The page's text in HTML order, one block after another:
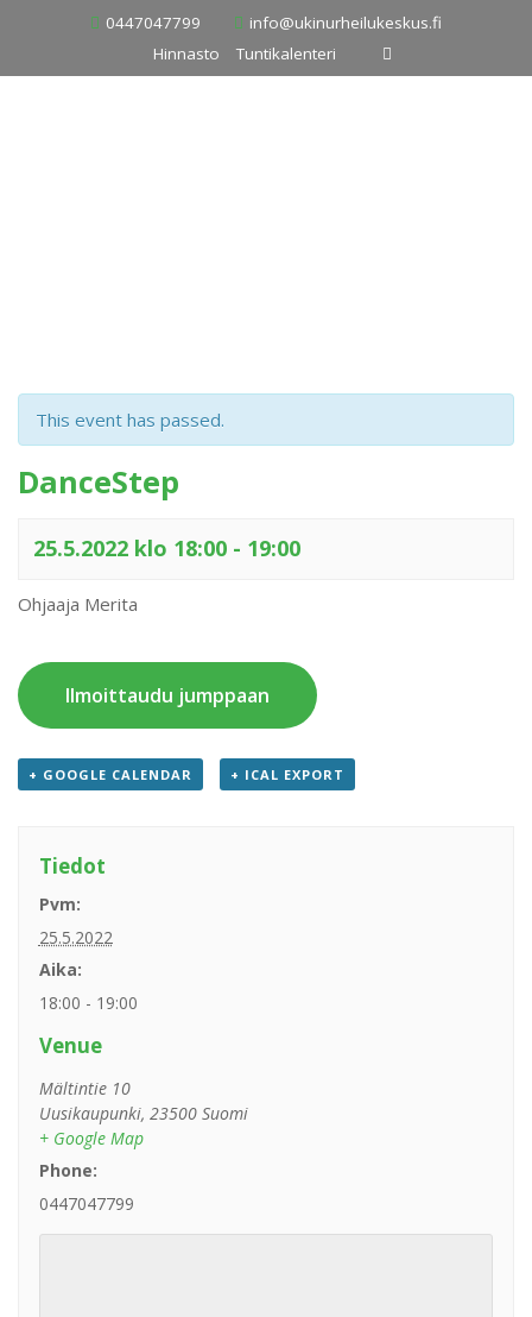
content
0447047799
info@ukinurheilukeskus.fi
Hinnasto
Tuntikalenteri
This event has passed.
DanceStep
25.5.2022 klo 18:00 - 19:00
Ohjaaja Merita
Ilmoittaudu jumppaan
+ GOOGLE CALENDAR + ICAL EXPORT
Tiedot
Pvm:
25.5.2022
Aika:
18:00 - 19:00
Venue
Mältintie 10
Uusikaupunki, 23500 Suomi
+ Google Map
Phone:
0447047799